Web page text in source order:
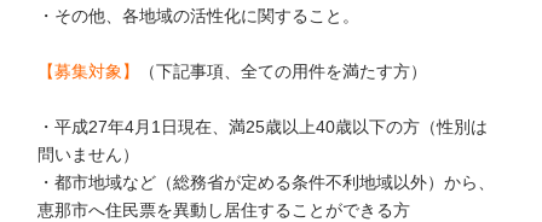
・その他、各地域の活性化に関すること。
【募集対象】 （下記事項、全ての用件を満たす方）
・平成27年4月1日現在、満25歳以上40歳以下の方（性別は
問いません）
・都市地域など（総務省が定める条件不利地域以外）から、
恵那市へ住民票を異動し居住することができる方